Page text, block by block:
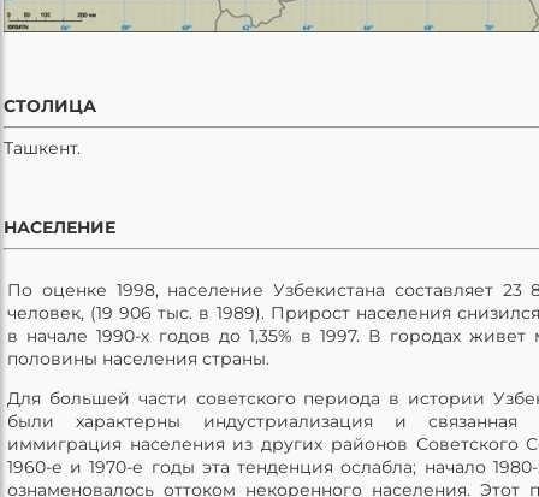
СТОЛИЦА
Ташкент.
НАСЕЛЕНИЕ
По оценке 1998, население Узбекистана составляет 23
человек, (19 906 тыс. в 1989). Прирост населения снизился
в начале 1990-х годов до 1,35% в 1997. В городах
половины населения страны.
Для большей части советского периода в истории
были характерны индустриализация и
иммиграция населения из других районов Советского
1960-е и 1970-е годы эта тенденция ослабла; начало
ознаменовалось оттоком некоренного населения. Этот